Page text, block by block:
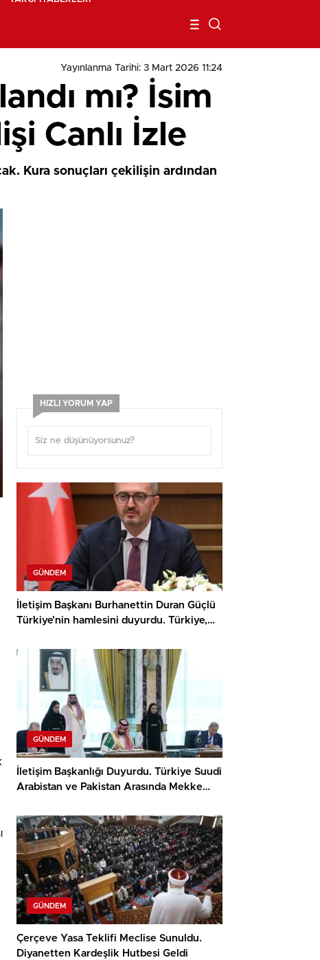
Yayınlanma Tarihi: 3 Mart 2026 11:24
mı? İsim
Canlı İzle
Kura sonuçları çekilişin ardından
HIZLI YORUM YAP
GÜNDEM
İletişim Başkanı Burhanettin Duran Güçlü
Türkiye’nin hamlesini duyurdu. Türkiye,
Anlaşması İmzaladı.
GÜNDEM
İletişim Başkanlığı Duyurdu. Türkiye Suudi
Arabistan ve Pakistan Arasında Mekke
GÜNDEM
Çerçeve Yasa Teklifi Meclise Sunuldu.
Diyanetten Kardeşlik Hutbesi Geldi